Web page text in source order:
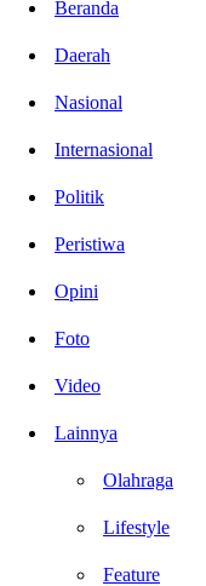
Beranda
Daerah
Nasional
Internasional
Politik
Peristiwa
Opini
Foto
Video
Lainnya
Olahraga
Lifestyle
Feature